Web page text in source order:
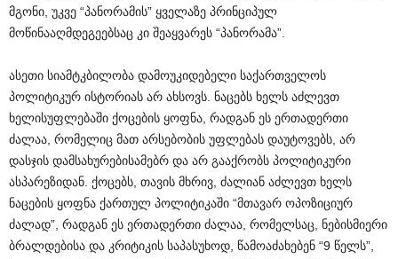
მგონი, უკვე “პანორამის” ყველაზე პრინციპულ
მოწინააღმდეგეებსაც კი შეაყვარეს “პანორამა”.
ასეთი სიამტკბილობა დამოუკიდებელი საქართველოს
პოლიტიკურ ისტორიას არ ახსოვს. ნაცებს ხელს აძლევთ
ხელისუფლებაში ქოცების ყოფნა, რადგან ეს ერთადერთი
ძალაა, რომელიც მათ არსებობის უფლებას დაუტოვებს, არ
დასჯის დამსახურებისამებრ და არ გააქრობს პოლიტიკური
ასპარეზიდან. ქოცებს, თავის მხრივ, ძალიან აძლევთ ხელს
ნაცების ყოფნა ქართულ პოლიტიკაში “მთავარ ოპოზიციურ
ძალად”, რადგან ეს ერთადერთი ძალაა, რომელსაც, ნებისმიერი
ბრალდებისა და კრიტიკის საპასუხოდ, წამოაძახებენ “9 წელს”,